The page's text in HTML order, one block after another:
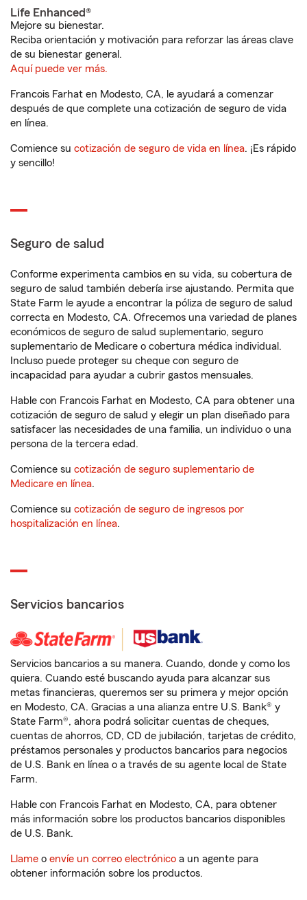
Life Enhanced®
Mejore su bienestar.
Reciba orientación y motivación para reforzar las áreas clave
de su bienestar general.
Aquí puede ver más.
Francois Farhat en Modesto, CA, le ayudará a comenzar
después de que complete una cotización de seguro de vida
en línea.
Comience su cotización de seguro de vida en línea. ¡Es rápido
y sencillo!
Seguro de salud
Conforme experimenta cambios en su vida, su cobertura de
seguro de salud también debería irse ajustando. Permita que
State Farm le ayude a encontrar la póliza de seguro de salud
correcta en Modesto, CA. Ofrecemos una variedad de planes
económicos de seguro de salud suplementario, seguro
suplementario de Medicare o cobertura médica individual.
Incluso puede proteger su cheque con seguro de
incapacidad para ayudar a cubrir gastos mensuales.
Hable con Francois Farhat en Modesto, CA para obtener una
cotización de seguro de salud y elegir un plan diseñado para
satisfacer las necesidades de una familia, un individuo o una
persona de la tercera edad.
Comience su cotización de seguro suplementario de
Medicare en línea.
Comience su cotización de seguro de ingresos por
hospitalización en línea.
Servicios bancarios
Servicios bancarios a su manera. Cuando, donde y como los
quiera. Cuando esté buscando ayuda para alcanzar sus
metas financieras, queremos ser su primera y mejor opción
en Modesto, CA. Gracias a una alianza entre U.S. Bank® y
State Farm®, ahora podrá solicitar cuentas de cheques,
cuentas de ahorros, CD, CD de jubilación, tarjetas de crédito,
préstamos personales y productos bancarios para negocios
de U.S. Bank en línea o a través de su agente local de State
Farm.
Hable con Francois Farhat en Modesto, CA, para obtener
más información sobre los productos bancarios disponibles
de U.S. Bank.
Llame o envíe un correo electrónico a un agente para
obtener información sobre los productos.